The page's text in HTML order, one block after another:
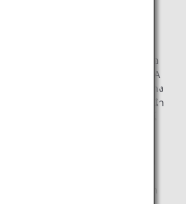
ปเกมอนสามารถรับ
นทุกลำ!
ท่านสามารถเพลิดเพลินไปกับวิดีโอ
งและการลงจากเครื่องบินของ ANA
กเที่ยวบินภายในประเทศและระหว่าง
ANA ให้โปเกมอนตัวโปรดของท่านนำ
ดินทางของท่านและให้ประสบการณ์
9 R2-D2) จะยังคงแสดงวิดีโอสาธิต